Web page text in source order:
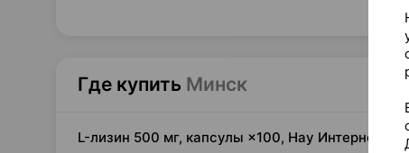
Где купить Минск
L-лизин 500 мг, капсулы ×100, Нау Интернешнл